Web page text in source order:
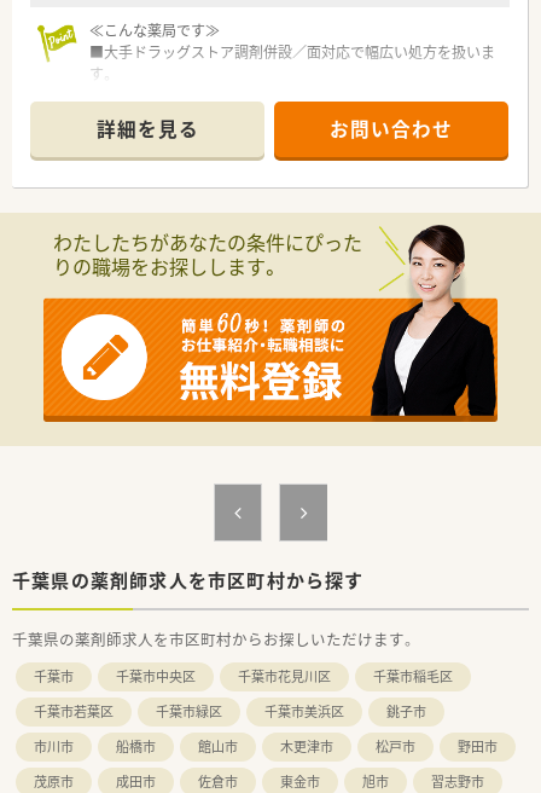
≪こんな薬局です≫
■大手ドラッグストア調剤併設／面対応で幅広い処方を扱いま
す。
■ショッピングモール内／休憩時やお仕事後のお買い物にも便
利。
■待ち時間にお買い物に行かれる方も多く、落ち着いて対応する
ことができます。
■世界14カ国(約300社)に展開するグループ中核企業。グローバ
ル企業にて安定した経営環境の中で安心して働く事が出来ま
■全国に約300店舗を展開しており、調剤はもちろん、OTCやシ
ニアケア、漢方薬、健康食品といった健康に必要な商品・サービ
ス提供、クリニックの誘致など新たな取り組みも実施していま
す。
≪多種多様なキャリアパスを用意≫
■調剤・OTCの担当として経験を積み更に管理薬剤師を経験した
より専門性の高い業務に携わる事も可能です。
■管理薬剤師以降は、自分が進みたいコースにチャレンジできる
を通じて、今後のキャリアや希望を会社側に伝え新たなキャリア
形成する事も可能です。
≪プライベートの時間もしっかり確保≫
■最大20日間（1～4回分割）の長期連休の取得が可能となり、ほ
ぼ全員が取得をしています。
※（例）①20日、②10日＋10日、③10日＋5日＋5日 ④5日×4
回 ※最低5日取得
■年間休日が120～125日あるのでプライベートな時間を十分に
確保できます。
詳細を見る お問い合わせ
わたしたちがあなたの条件にぴった
りの職場をお探しします。
千葉県の薬剤師求人を市区町村から探す
千葉県の薬剤師求人を市区町村からお探しいただけます。
千葉市 千葉市中央区 千葉市花見川区
千葉市稲毛区
千葉市若葉区
千葉市緑区 千葉市美浜区
銚子市
市川市
船橋市 館山市 木更津市 松戸市
野田市
茂原市
成田市 佐倉市 東金市 旭市
習志野市